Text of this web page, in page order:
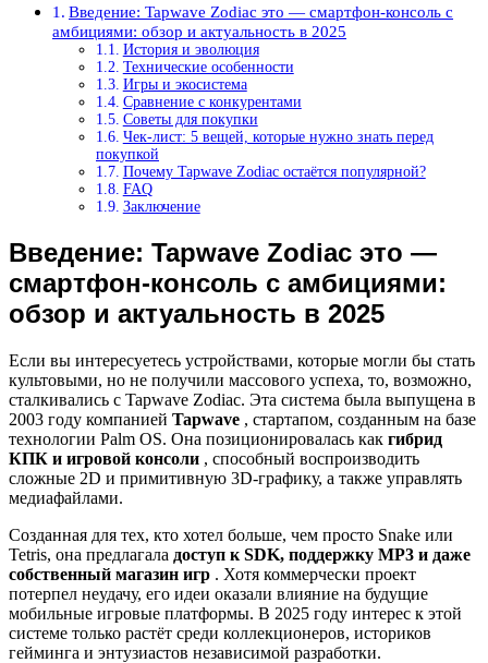
Введение: Tapwave Zodiac это — смартфон-консоль с
амбициями: обзор и актуальность в 2025
История и эволюция
Технические особенности
Игры и экосистема
Сравнение с конкурентами
Советы для покупки
Чек-лист: 5 вещей, которые нужно знать перед
покупкой
Почему Tapwave Zodiac остаётся популярной?
FAQ
Заключение
Введение: Tapwave Zodiac это —
смартфон-консоль с амбициями:
обзор и актуальность в 2025
Если вы интересуетесь устройствами, которые могли бы стать
культовыми, но не получили массового успеха, то, возможно,
сталкивались с Tapwave Zodiac. Эта система была выпущена в
2003 году компанией Tapwave , стартапом, созданным на базе
технологии Palm OS. Она позиционировалась как гибрид
КПК и игровой консоли , способный воспроизводить
сложные 2D и примитивную 3D-графику, а также управлять
медиафайлами.
Созданная для тех, кто хотел больше, чем просто Snake или
Tetris, она предлагала доступ к SDK, поддержку MP3 и даже
собственный магазин игр . Хотя коммерчески проект
потерпел неудачу, его идеи оказали влияние на будущие
мобильные игровые платформы. В 2025 году интерес к этой
системе только растёт среди коллекционеров, историков
гейминга и энтузиастов независимой разработки.